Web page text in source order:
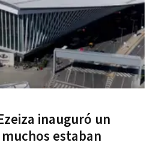
inauguró un
estaban